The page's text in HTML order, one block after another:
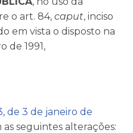
o art. 84, caput, inciso
em vista o disposto na
de 1991,
de 3 de janeiro de
as seguintes alterações: